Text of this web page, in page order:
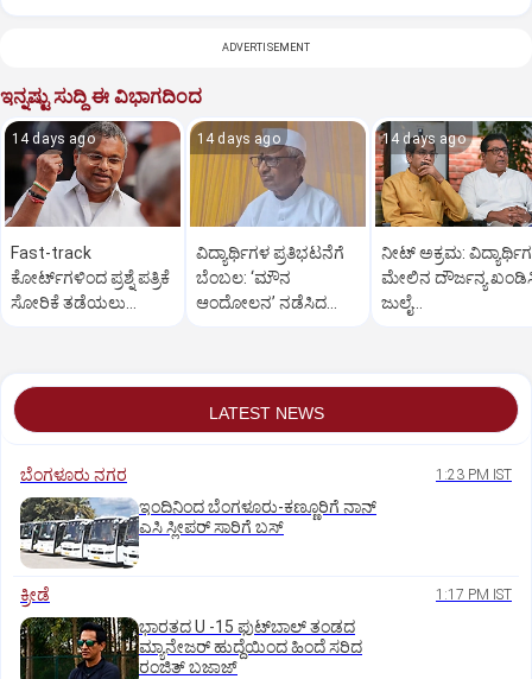
ADVERTISEMENT
ಇನ್ನಷ್ಟು ಸುದ್ದಿ ಈ ವಿಭಾಗದಿಂದ
14 days ago
Fast-track
ಕೋರ್ಟ್‌ಗಳಿಂದ ಪ್ರಶ್ನೆ ಪತ್ರಿಕೆ
ಸೋರಿಕೆ ತಡೆಯಲು
14 days ago
ವಿದ್ಯಾರ್ಥಿಗಳ ಪ್ರತಿಭಟನೆಗೆ
ಬೆಂಬಲ: ‘ಮೌನ
ಆಂದೋಲನ’ ನಡೆಸಿದ
14 days ago
ನೀಟ್ ಅಕ್ರಮ:
ಮೇಲಿನ ದೌರ್ಜನ್ಯ
ಜುಲೈ
LATEST NEWS
ಬೆಂಗಳೂರು ನಗರ 1:23 PM IST
ಇಂದಿನಿಂದ ಬೆಂಗಳೂರು-ಕಣ್ಣೂರಿಗೆ ನಾನ್‌
ಎಸಿ ಸ್ಲೀಪರ್‌ ಸಾರಿಗೆ ಬಸ್‌
ಕ್ರೀಡೆ 1:17 PM IST
ಭಾರತದ U -15 ಫುಟ್‌ಬಾಲ್ ತಂಡದ
ಮ್ಯಾನೇಜರ್‌ ಹುದ್ದೆಯಿಂದ ಹಿಂದೆ ಸರಿದ
ರಂಜಿತ್‌ ಬಜಾಜ್‌